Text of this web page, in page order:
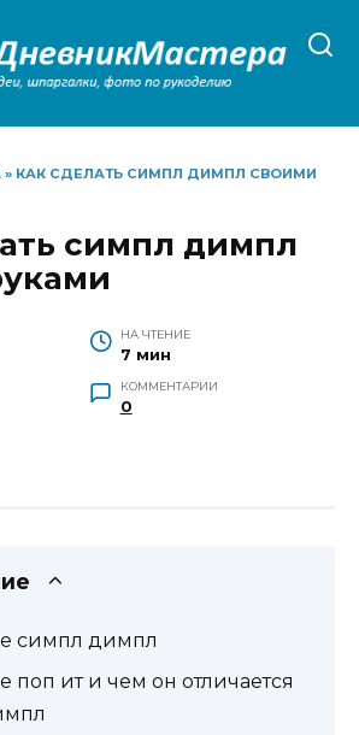
» КАК СДЕЛАТЬ СИМПЛ ДИМПЛ СВОИМИ
симпл димпл
НА ЧТЕНИЕ
7 мин
КОММЕНТАРИИ
0
симпл димпл
поп ит и чем он отличается